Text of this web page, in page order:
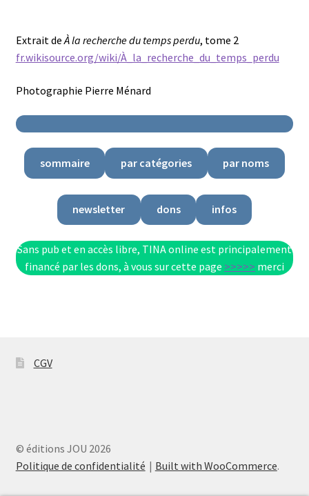
Extrait deÀ la recherche du tempsperdu, tome 2
fr.wikisource.org/wiki/À_la_recherche_du_temps_perdu
Photographie Pierre Ménard
sommaire par catégories par noms
newsletter dons infos
Sans pub et en accès libre, TINA online est principalement
financé par les dons, à vous sur cette page >>>>> merci
CGV
© éditions JOU 2026
Politique de confidentialité
Built with WooCommerce.